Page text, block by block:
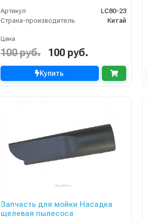
Артикул
LC80-23
Страна-производитель
Китай
Цена
100 руб. 100 руб.
Купить
Запчасть для мойки Насадка
щелевая пылесоса